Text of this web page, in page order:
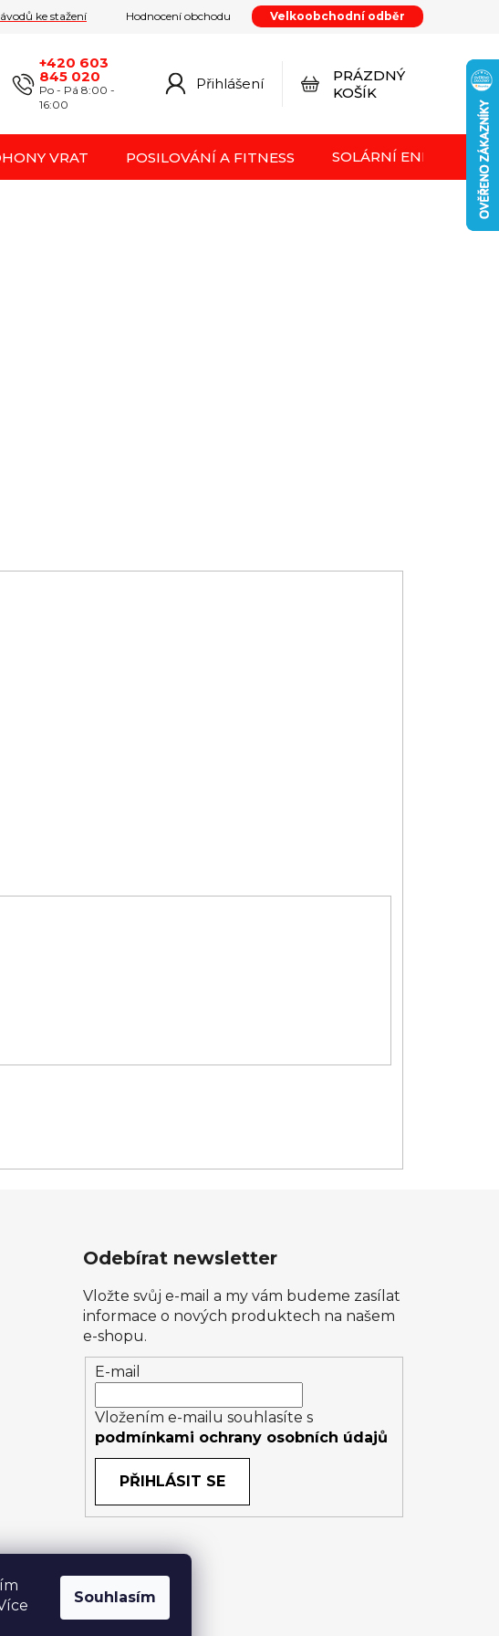
Souhlasím
ke stažení Hodnocení obchodu
Velkoobchodní odběr
/ odstoupení od smlouvy
+420 603
845 020
Po - Pá 8:00 -
16:00
Přihlášení
NÁKUPNÍ
PRÁZDNÝ
KOŠÍK
VRAT POSILOVÁNÍ A FITNESS SOLÁRNÍ ENERGIE FVE
Odebírat newsletter
Vložte svůj e-mail a my vám budeme zasílat
informace o nových produktech na našem
e-shopu.
E-mail
Vložením e-mailu souhlasíte s
podmínkami ochrany osobních údajů
PŘIHLÁSIT SE